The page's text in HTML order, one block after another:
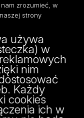
zrozumieć, w
strony
używa
w
nim
Każdy
cookies
ich w